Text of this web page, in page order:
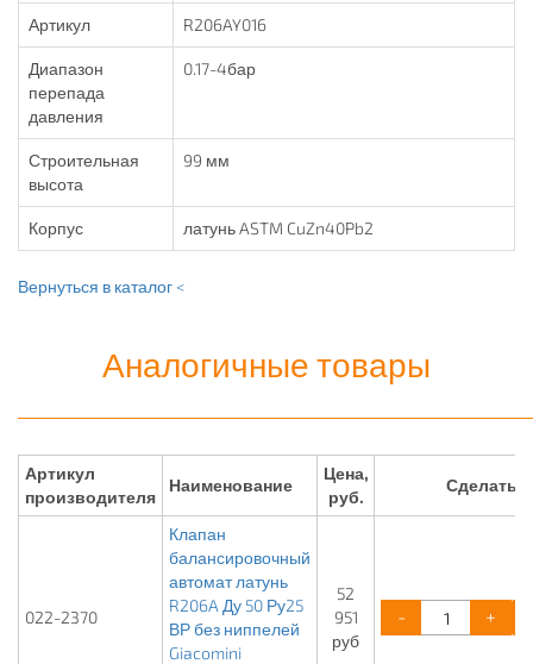
Артикул R206AY016
Диапазон
перепада
давления
0.17-4бар
Строительная
высота
99 мм
Корпус латунь ASTM CuZn40Pb2
Вернуться в каталог <
Аналогичные товары
Артикул
производителя
Наименование
Цена,
руб.
Сделать
022-2370
Клапан
балансировочный
автомат латунь
R206A Ду 50 Ру25
ВР без ниппелей
Giacomini
52
951
руб
- +